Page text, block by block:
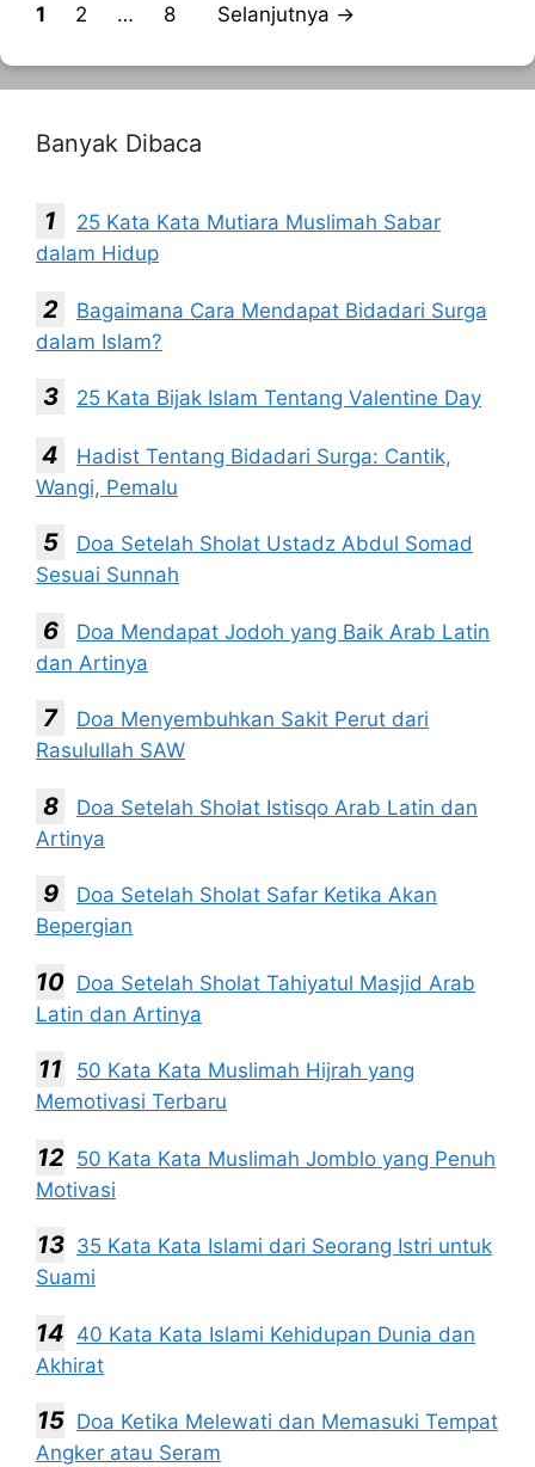
Halaman
1 Halaman
2 … Halaman
8 Selanjutnya →
Banyak Dibaca
25 Kata Kata Mutiara Muslimah Sabar
dalam Hidup
Bagaimana Cara Mendapat Bidadari Surga
dalam Islam?
25 Kata Bijak Islam Tentang Valentine Day
Hadist Tentang Bidadari Surga: Cantik,
Wangi, Pemalu
Doa Setelah Sholat Ustadz Abdul Somad
Sesuai Sunnah
Doa Mendapat Jodoh yang Baik Arab Latin
dan Artinya
Doa Menyembuhkan Sakit Perut dari
Rasulullah SAW
Doa Setelah Sholat Istisqo Arab Latin dan
Artinya
Doa Setelah Sholat Safar Ketika Akan
Bepergian
Doa Setelah Sholat Tahiyatul Masjid Arab
Latin dan Artinya
50 Kata Kata Muslimah Hijrah yang
Memotivasi Terbaru
50 Kata Kata Muslimah Jomblo yang Penuh
Motivasi
35 Kata Kata Islami dari Seorang Istri untuk
Suami
40 Kata Kata Islami Kehidupan Dunia dan
Akhirat
Doa Ketika Melewati dan Memasuki Tempat
Angker atau Seram